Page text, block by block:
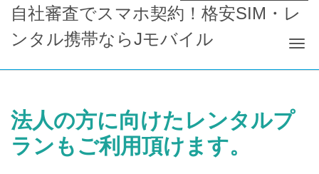
自社審査でスマホ契約！格安SIM・レ
ンタル携帯ならJモバイル
法人の方に向けたレンタルプ
ランもご利用頂けます。